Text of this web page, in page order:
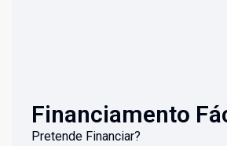
Financiamento
Pretende Financiar?